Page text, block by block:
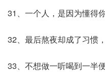
31、一个人，是因为懂得
32、最后熬夜却成了习惯
33、不想做一听喝到一半